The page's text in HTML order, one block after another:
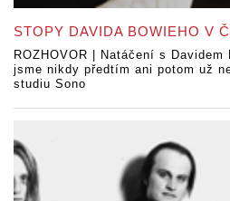
STOPY DAVIDA BOWIEHO V
ROZHOVOR | Natáčení s Davidem
jsme nikdy předtím ani potom už
studiu Sono